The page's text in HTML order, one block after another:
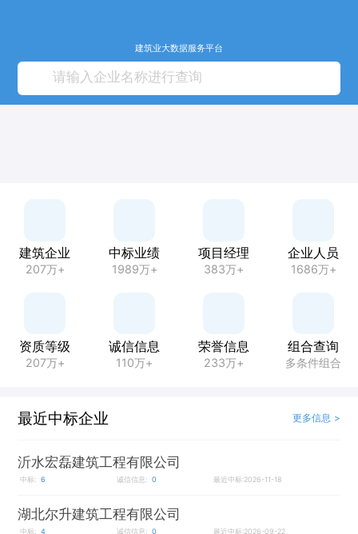
建筑业大数据服务平台
建筑企业
207万+
中标业绩
1989万+
项目经理
383万+
企业人员
1686万+
资质等级
207万+
诚信信息
110万+
荣誉信息
233万+
组合查询
多条件组合
最近中标企业 更多信息 >
沂水宏磊建筑工程有限公司
中标: 6 诚信信息: 0 最近中标:2026-11-18
湖北尔升建筑工程有限公司
中标: 4 诚信信息: 0 最近中标:2026-09-22